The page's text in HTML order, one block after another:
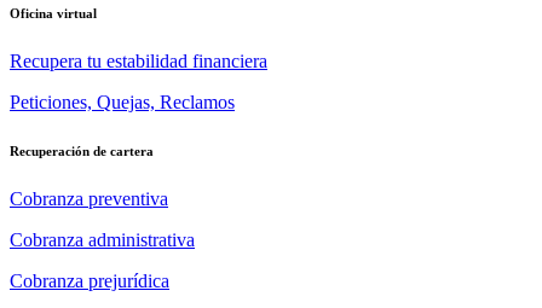
Oficina virtual
Recupera tu estabilidad financiera
Peticiones, Quejas, Reclamos
Recuperación de cartera
Cobranza preventiva
Cobranza administrativa
Cobranza prejurídica